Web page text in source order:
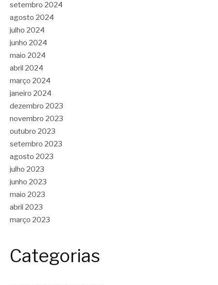
setembro 2024
agosto 2024
julho 2024
junho 2024
maio 2024
abril 2024
março 2024
janeiro 2024
dezembro 2023
novembro 2023
outubro 2023
setembro 2023
agosto 2023
julho 2023
junho 2023
maio 2023
abril 2023
março 2023
Categorias